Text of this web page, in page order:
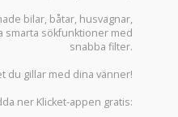
bilar, båtar, husvagnar,
smarta sökfunktioner med
snabba filter.
du gillar med dina vänner!
ner Klicket-appen gratis: